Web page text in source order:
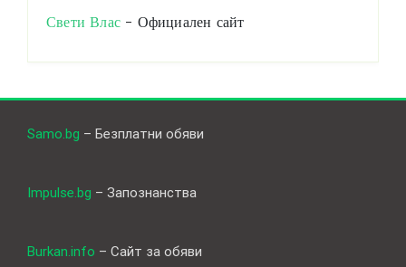
Свети Влас - Официален сайт
Samo.bg – Безплатни обяви
Impulse.bg – Запознанства
Burkan.info – Сайт за обяви